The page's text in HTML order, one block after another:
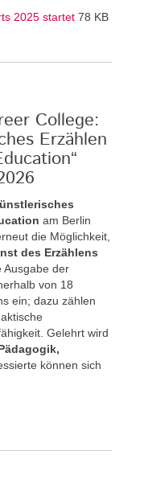
2025 startet 78 KB
College:
Erzählen
am Berlin
die Möglichkeit,
des Erzählens
Ausgabe der
von 18
ein; dazu zählen
Gelehrt wird
können sich